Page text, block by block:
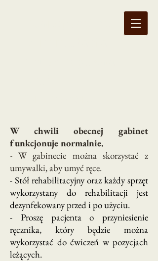
W chwili obecnej gabinet
funkcjonuje normalnie.
- W gabinecie można skorzystać z
umywalki, aby umyć ręce.
- Stół rehabilitacyjny oraz każdy sprzęt
wykorzystany do rehabilitacji jest
dezynfekowany przed i po użyciu.
- Proszę pacjenta o przyniesienie
ręcznika, który będzie można
wykorzystać do ćwiczeń w pozycjach
leżących.